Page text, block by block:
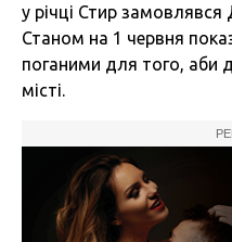
у річці Стир
Станом на 1 червня
поганими для того, аби
місті.